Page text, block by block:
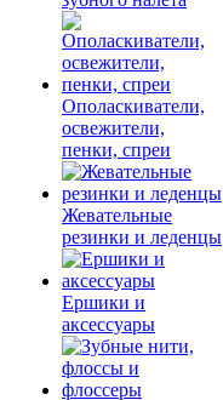
Ополаскиватели,
освежители,
пенки, спреи
Жевательные
резинки и леденцы
Ершики и
аксессуары